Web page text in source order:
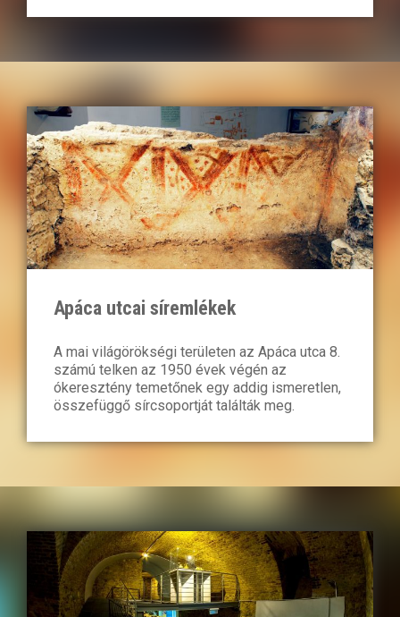
Apáca utcai síremlékek
A mai világörökségi területen az Apáca utca 8.
számú telken az 1950 évek végén az
ókeresztény temetőnek egy addig ismeretlen,
összefüggő sírcsoportját találták meg.